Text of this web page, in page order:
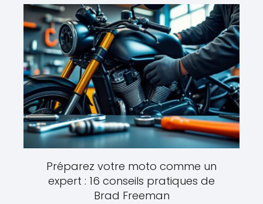
Préparez votre moto comme un
expert : 16 conseils pratiques de
Brad Freeman